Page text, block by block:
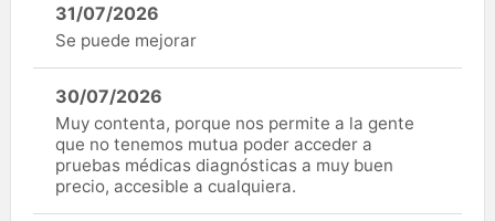
31/07/2026
Se puede mejorar
30/07/2026
Muy contenta, porque nos permite a la gente
que no tenemos mutua poder acceder a
pruebas médicas diagnósticas a muy buen
precio, accesible a cualquiera.